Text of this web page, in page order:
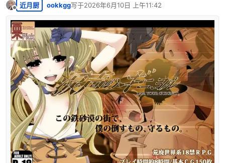
离线
近月厨 ookkgg写于2026年6月10日 上午11:42
最后由 编辑